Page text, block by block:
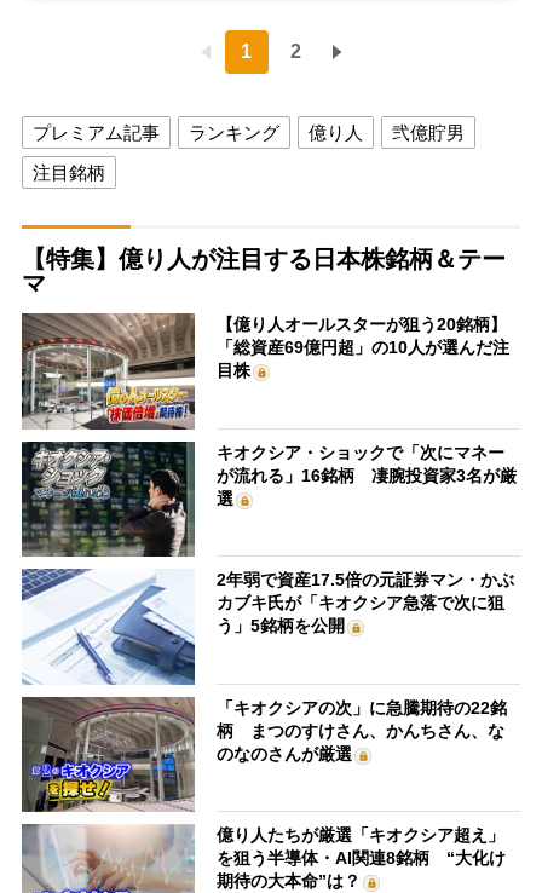
1 2
プレミアム記事 ランキング 億り人
弐億貯男
注目銘柄
【特集】億り人が注目する日本株銘柄＆テー
マ
【億り人オールスターが狙う20銘柄】
「総資産69億円超」の10人が選んだ注
目株
キオクシア・ショックで「次にマネー
が流れる」16銘柄 凄腕投資家3名が厳
選
2年弱で資産17.5倍の元証券マン・かぶ
カブキ氏が「キオクシア急落で次に狙
う」5銘柄を公開
「キオクシアの次」に急騰期待の22銘
柄 まつのすけさん、かんちさん、な
のなのさんが厳選
億り人たちが厳選「キオクシア超え」
を狙う半導体・AI関連8銘柄 “大化け
期待の大本命”は？